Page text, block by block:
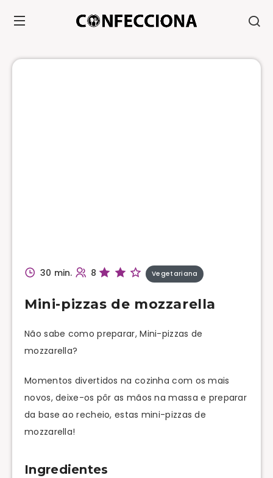
30 min. 8 Vegetariana
Mini-pizzas de mozzarella
Não sabe como preparar, Mini-pizzas de
mozzarella?
Momentos divertidos na cozinha com os mais
novos, deixe-os pôr as mãos na massa e preparar
da base ao recheio, estas mini-pizzas de
mozzarella!
Ingredientes